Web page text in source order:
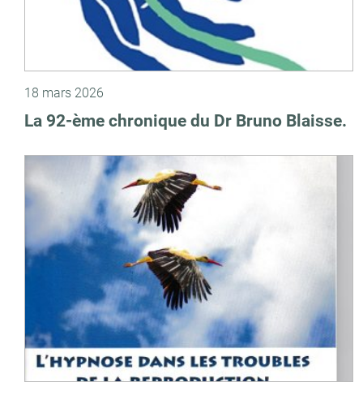
18 mars 2026
La 92-ème chronique du Dr Bruno Blaisse.